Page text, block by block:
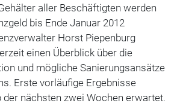
aller Beschäftigten werden
bis Ende Januar 2012
Horst Piepenburg
einen Überblick über die
und mögliche Sanierungsansätze
Erste vorläufige Ergebnisse
der nächsten zwei Wochen erwartet.